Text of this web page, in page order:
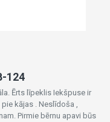
124
Ērts līpeklis Iekšpuse ir
kājas . Neslīdoša ,
Pirmie bērnu apavi būs